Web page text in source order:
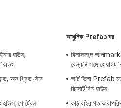
হাউস,
অফ গ্রিড সৌর
হাউস, পোর্টেবল
আধুনিক Prefab ঘর
বিলাসবহুল
বেল্কনি সঙ্গে
আর্ট ভিলা Prefab
রিসোর্ট বিচ হাউস
কাঠ বহিরাগত